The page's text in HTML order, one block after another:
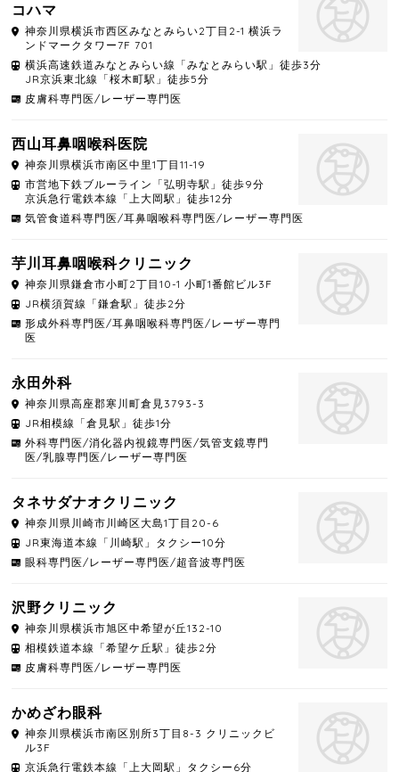
コハマ
神奈川県横浜市西区みなとみらい2丁目2-1 横浜ラ
ンドマークタワー7F 701
横浜高速鉄道みなとみらい線「みなとみらい駅」徒歩3分
JR京浜東北線「桜木町駅」徒歩5分
皮膚科専門医/レーザー専門医
西山耳鼻咽喉科医院
神奈川県横浜市南区中里1丁目11-19
市営地下鉄ブルーライン「弘明寺駅」徒歩9分
京浜急行電鉄本線「上大岡駅」徒歩12分
気管食道科専門医/耳鼻咽喉科専門医/レーザー専門医
芋川耳鼻咽喉科クリニック
神奈川県鎌倉市小町2丁目10-1 小町1番館ビル3F
JR横須賀線「鎌倉駅」徒歩2分
形成外科専門医/耳鼻咽喉科専門医/レーザー専門
医
永田外科
神奈川県高座郡寒川町倉見3793-3
JR相模線「倉見駅」徒歩1分
外科専門医/消化器内視鏡専門医/気管支鏡専門
医/乳腺専門医/レーザー専門医
タネサダナオクリニック
神奈川県 川崎市川崎区大島1丁目20-6
JR東海道本線「川崎駅」タクシー10分
眼科専門医/レーザー専門医/超音波専門医
沢野クリニック
神奈川県横浜市旭区中希望が丘132-10
相模鉄道本線「希望ケ丘駅」徒歩2分
皮膚科専門医/レーザー専門医
かめざわ眼科
神奈川県横浜市南区別所3丁目8-3 クリニックビ
ル3F
京浜急行電鉄本線「上大岡駅」タクシー6分